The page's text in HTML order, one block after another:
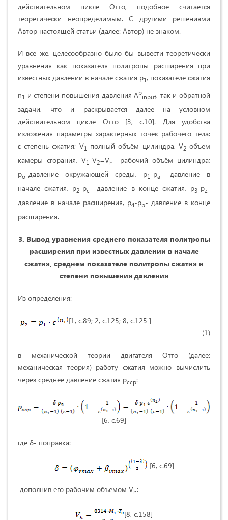
действительном цикле Отто, подобное считается
теоретически неопределимым. С другими решениями
Автор настоящей статьи (далее: Автор) не знаком.
И все же, целесообразно было бы вывести теоретически
уравнения как показателя политропы расширения при
известных давлении в начале сжатия p1, показателе сжатия
n1 и степени повышения давления Λp
input, так и обратной
задачи, что и раскрывается далее на условном
действительном цикле Отто [3, с.10]. Для удобства
изложения параметры характерных точек рабочего тела:
ε-степень сжатия; V1-полный объём цилиндра, V2-объем
камеры сгорания, V1-V2=Vh- рабочий объём цилиндра;
po-давление окружающей среды, p1-pa- давление в
начале сжатия, р2-рс- давление в конце сжатия, р3-pz-
давление в начале расширения, p4-pb- давление в конце
расширения.
3. Вывод уравнения среднего показателя политропы
расширения при известных давлении в начале
сжатия, среднем показателе политропы сжатия и
степени повышения давления
Из определения:
[1, c.89; 2, с.125; 8, с.125 ]
(1)
в механической теории двигателя Отто (далее:
механическая теория) работу сжатия можно вычислить
через среднее давление сжатия рсср:
[6, c.69]
где δ- поправка:
[6, c.69]
дополнив его рабочим объемом Vh:
[8, c.158]